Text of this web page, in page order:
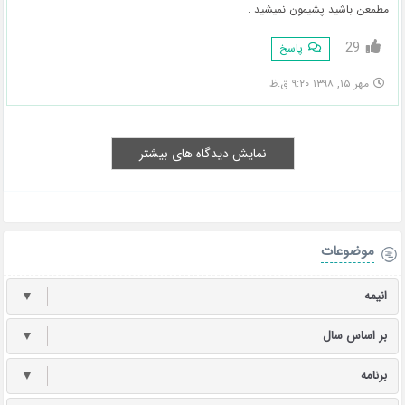
مطمعن باشید پشیمون نمیشید .
29 پاسخ
مهر ۱۵, ۱۳۹۸ ۹:۲۰ ق.ظ
نمایش دیدگاه های بیشتر
موضوعات
انیمه ▼
بر اساس سال ▼
برنامه ▼